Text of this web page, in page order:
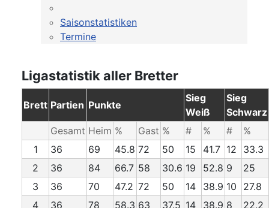
Saisonstatistiken
Termine
Ligastatistik aller Bretter
Brett Partien Punkte
Sieg
Weiß
Sieg
Schwarz
Gesamt Heim % Gast % # % #
%
1
36 69 45.8 72 50 15 41.7 12
33.3
2
36 84 66.7 58 30.6 19 52.8 9
25
3
36 70 47.2 72 50 14 38.9 10
27.8
4
36 78 58.3 63 37.5 14 38.9 8
22.2